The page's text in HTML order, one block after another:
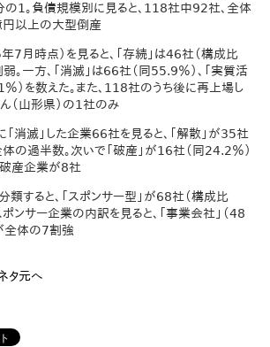
1。負債規模別に見ると、118社中92社、全体
以上の大型倒産
月時点）を見ると、「存続」は46社（構成比
。一方、「消滅」は66社（同55.9％）、「実質活
）を数えた。また、118社のうち後に再上場し
（山形県）の1社のみ
消滅」した企業66社を見ると、「解散」が35社
の過半数。次いで「破産」が16社（同24.2％）
破産企業が8社
すると、「スポンサー型」が68社（構成比
ンサー企業の内訳を見ると、「事業会社」（48
全体の7割強
タ元へ